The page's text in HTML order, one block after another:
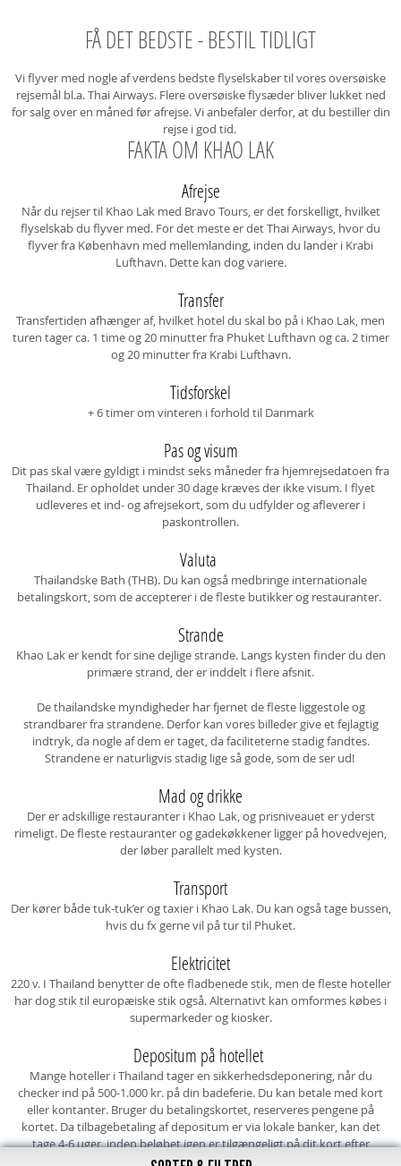
FÅ DET BEDSTE - BESTIL TIDLIGT
Vi flyver med nogle af verdens bedste flyselskaber til vores oversøiske
rejsemål bl.a. Thai Airways. Flere oversøiske flysæder bliver lukket ned
for salg over en måned før afrejse. Vi anbefaler derfor, at du bestiller din
rejse i god tid.
FAKTA OM KHAO LAK
Afrejse
Når du rejser til Khao Lak med Bravo Tours, er det forskelligt, hvilket
flyselskab du flyver med. For det meste er det Thai Airways, hvor du
flyver fra København med mellemlanding, inden du lander i Krabi
Lufthavn. Dette kan dog variere.
Transfer
Transfertiden afhænger af, hvilket hotel du skal bo på i Khao Lak, men
turen tager ca. 1 time og 20 minutter fra Phuket Lufthavn og ca. 2 timer
og 20 minutter fra Krabi Lufthavn.
Tidsforskel
+ 6 timer om vinteren i forhold til Danmark
Pas og visum
Dit pas skal være gyldigt i mindst seks måneder fra hjemrejsedatoen fra
Thailand. Er opholdet under 30 dage kræves der ikke visum. I flyet
udleveres et ind- og afrejsekort, som du udfylder og afleverer i
paskontrollen.
Valuta
Thailandske Bath (THB). Du kan også medbringe internationale
betalingskort, som de accepterer i de fleste butikker og restauranter.
Strande
Khao Lak er kendt for sine dejlige strande. Langs kysten finder du den
primære strand, der er inddelt i flere afsnit.
De thailandske myndigheder har fjernet de fleste liggestole og
strandbarer fra strandene. Derfor kan vores billeder give et fejlagtig
indtryk, da nogle af dem er taget, da faciliteterne stadig fandtes.
Strandene er naturligvis stadig lige så gode, som de ser ud!
Mad og drikke
Der er adskillige restauranter i Khao Lak, og prisniveauet er yderst
rimeligt. De fleste restauranter og gadekøkkener ligger på hovedvejen,
der løber parallelt med kysten.
Transport
Der kører både tuk-tuk’er og taxier i Khao Lak. Du kan også tage bussen,
hvis du fx gerne vil på tur til Phuket.
Elektricitet
220 v. I Thailand benytter de ofte fladbenede stik, men de fleste hoteller
har dog stik til europæiske stik også. Alternativt kan omformes købes i
supermarkeder og kiosker.
Depositum på hotellet
Mange hoteller i Thailand tager en sikkerhedsdeponering, når du
checker ind på 500-1.000 kr. på din badeferie. Du kan betale med kort
eller kontanter. Bruger du betalingskortet, reserveres pengene på
kortet. Da tilbagebetaling af depositum er via lokale banker, kan det
tage 4-6 uger, inden beløbet igen er tilgængeligt på dit kort efter
hjemrejse. Betaler du med kontanter, bliver beløbet refunderet i